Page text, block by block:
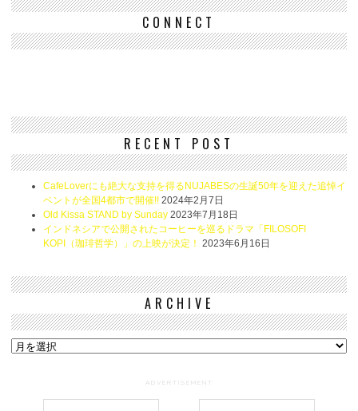
CONNECT
RECENT POST
CafeLoverにも絶大な支持を得るNUJABESの生誕50年を迎えた追悼イ
ベントが全国4都市で開催!! 2024年2月7日
Old Kissa STAND by Sunday 2023年7月18日
インドネシアで公開されたコーヒーを巡るドラマ「FILOSOFI
KOPI（珈琲哲学）」の上映が決定！ 2023年6月16日
ARCHIVE
Archive
ADVERTISEMENT